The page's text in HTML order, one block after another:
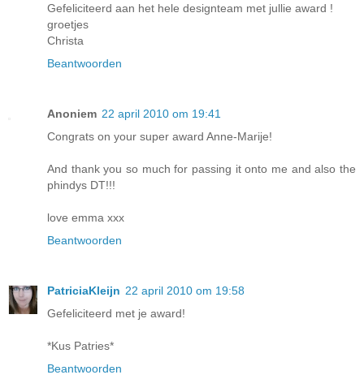
Gefeliciteerd aan het hele designteam met jullie award !
groetjes
Christa
Beantwoorden
Anoniem 22 april 2010 om 19:41
Congrats on your super award Anne-Marije!
And thank you so much for passing it onto me and also the
phindys DT!!!
love emma xxx
Beantwoorden
PatriciaKleijn 22 april 2010 om 19:58
Gefeliciteerd met je award!
*Kus Patries*
Beantwoorden